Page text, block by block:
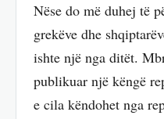
Nëse do më duhej të
grekëve dhe
ishte një nga ditët.
publikuar një këngë
e cila këndohet nga